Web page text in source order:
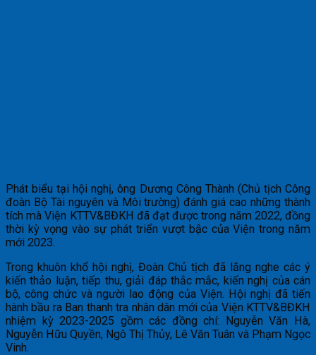
Phát biểu tại hội nghị, ông Dương Công Thành (Chủ tịch Công
đoàn Bộ Tài nguyên và Môi trường) đánh giá cao những thành
tích mà Viện KTTV&BĐKH đã đạt được trong năm 2022, đồng
thời kỳ vọng vào sự phát triển vượt bậc của Viện trong năm
mới 2023.
Trong khuôn khổ hội nghị, Đoàn Chủ tịch đã lắng nghe các ý
kiến thảo luận, tiếp thu, giải đáp thắc mắc, kiến nghị của cán
bộ, công chức và người lao động của Viện. Hội nghị đã tiến
hành bầu ra Ban thanh tra nhân dân mới của Viện KTTV&BĐKH
nhiệm kỳ 2023-2025 gồm các đồng chí: Nguyễn Văn Hà,
Nguyễn Hữu Quyền, Ngô Thị Thủy, Lê Văn Tuân và Phạm Ngọc
Vinh.